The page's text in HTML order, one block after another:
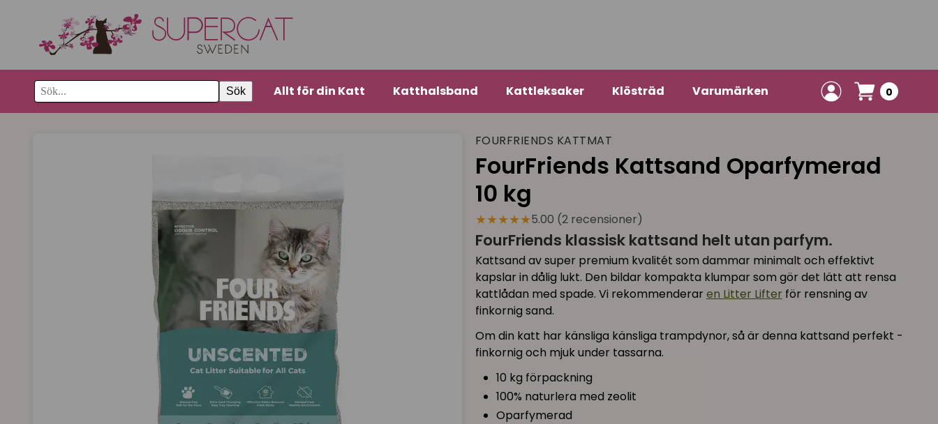
Sök Allt för din Katt Katthalsband Kattleksaker Klösträd Varumärken 0
FOURFRIENDS KATTMAT
FourFriends Kattsand Oparfymerad
10 kg
★★★★★5.00 (2 recensioner)
FourFriends klassisk kattsand helt utan parfym.
Kattsand av super premium kvalitét som dammar minimalt och effektivt
kapslar in dålig lukt. Den bildar kompakta klumpar som gör det lätt att rensa
kattlådan med spade. Vi rekommenderaren Litter Lifter för rensning av
finkornig sand.
Om din katt har känsliga känsliga trampdynor, så är denna kattsand perfekt -
finkornig och mjuk under tassarna.
10 kg förpackning
100% naturlera med zeolit
Oparfymerad